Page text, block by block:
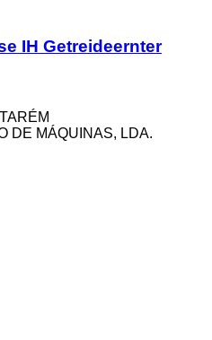
IH Getreideernter
DE MÁQUINAS, LDA.